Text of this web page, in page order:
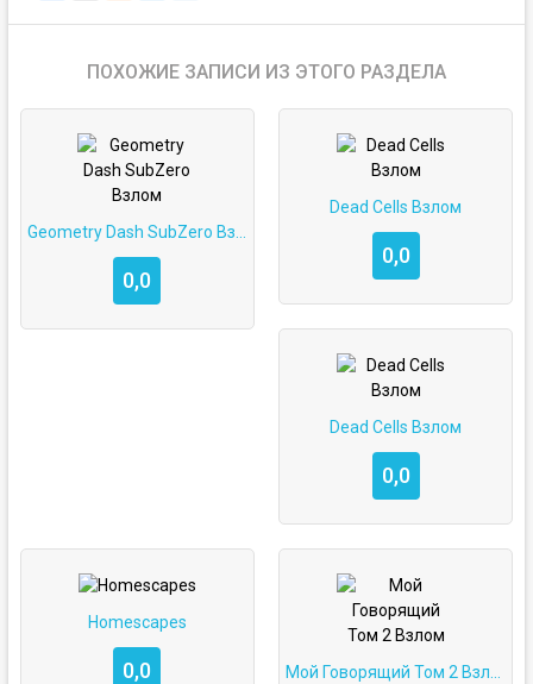
ПОХОЖИЕ ЗАПИСИ ИЗ ЭТОГО РАЗДЕЛА
0,0
Dead Cells Взлом
0,0
Dead Cells Взлом
0,0
Homescapes
0,0